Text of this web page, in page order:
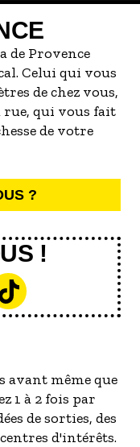
de Provence
Celui qui vous
de chez vous,
rue, qui vous fait
de votre
?
!
avant même que
1 à 2 fois par
de sorties, des
d'intérêts.